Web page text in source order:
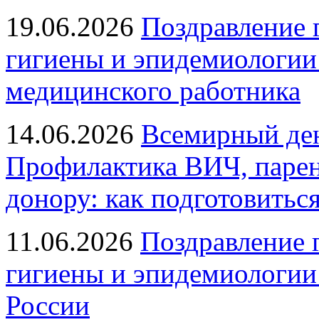
19.06.2026 Поздравление
гигиены и
медицинского работника
14.06.2026 Всемирный
Профилактика ВИЧ,
донору: как
11.06.2026 Поздравление
гигиены и
России